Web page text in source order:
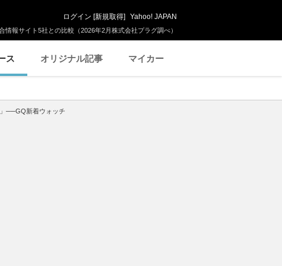
報サイト5社との比較（2026年2月株式会社プラグ調べ）
ログイン [新規取得] Yahoo! JAPAN
ス オリジナル記事 マイカー
──GQ新着ウォッチ